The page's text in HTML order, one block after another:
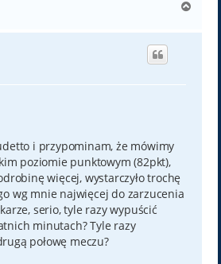
g
i przypominam, że mówimy
poziomie punktowym (82pkt),
więcej, wystarczyło trochę
wg mnie najwięcej do zarzucenia
serio, tyle razy wypuścić
minutach? Tyle razy
połowę meczu?